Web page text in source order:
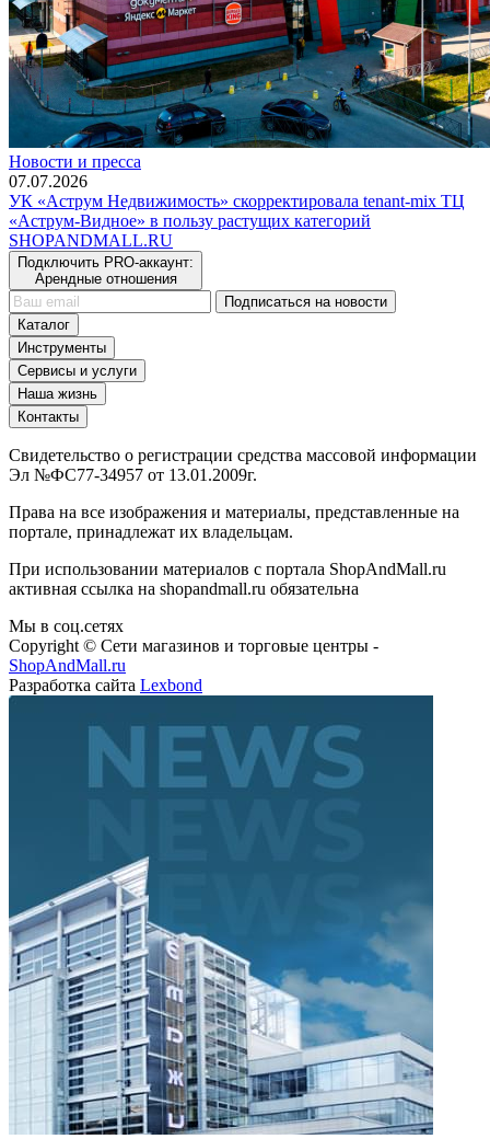
Новости и пресса
07.07.2026
УК «Аструм Недвижимость» скорректировала tenant-mix ТЦ
«Аструм-Видное» в пользу растущих категорий
SHOPANDMALL.RU
Подключить PRO-аккаунт:
Арендные отношения
Подписаться на новости
Каталог
Инструменты
Сервисы и услуги
Наша жизнь
Контакты
Свидетельство о регистрации средства массовой информации
Эл №ФС77-34957 от 13.01.2009г.
Права на все изображения и материалы, представленные на
портале, принадлежат их владельцам.
При использовании материалов с портала ShopAndMall.ru
активная ссылка на shopandmall.ru обязательна
Мы в соц.сетях
Copyright © Сети магазинов и торговые центры -
ShopAndMall.ru
Разработка сайта Lexbond